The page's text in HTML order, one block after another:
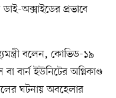
অক্সাইডের প্রভাবে
বলেন, কোভিড-১৯
বার্ন ইউনিটের অগ্নিকাণ্ড
ঘটনায় অবহেলার